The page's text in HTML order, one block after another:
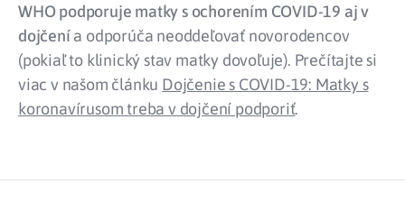
WHO podporuje matky s ochorením COVID-19 aj v
dojčenía odporúča neoddeľovať novorodencov
(pokiaľ to klinický stav matky dovoľuje). Prečítajte si
viac v našom článku Dojčenie s COVID-19: Matky s
koronavírusom treba v dojčení podporiť.